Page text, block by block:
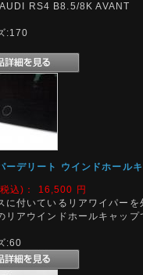
RS4 B8.5/8K AVANT
:170
ーデリート ウインドホール
込)： 16,500 円
に付いているリアワイパー
リアウインドホールキャップ
:60